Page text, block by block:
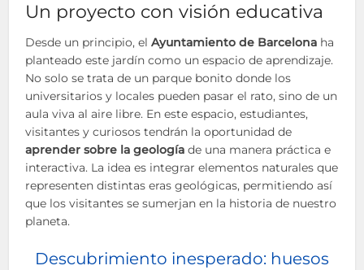
Un proyecto con visión educativa
Desde un principio, elAyuntamiento de Barcelona ha
planteado este jardín como un espacio de aprendizaje.
No solo se trata de un parque bonito donde los
universitarios y locales pueden pasar el rato, sino de un
aula viva al aire libre. En este espacio, estudiantes,
visitantes y curiosos tendrán la oportunidad de
aprender sobre la geología de una manera práctica e
interactiva. La idea es integrar elementos naturales que
representen distintas eras geológicas, permitiendo así
que los visitantes se sumerjan en la historia de nuestro
planeta.
Descubrimiento inesperado: huesos